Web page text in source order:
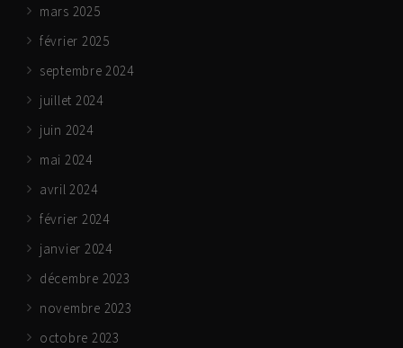
mars 2025
février 2025
septembre 2024
juillet 2024
juin 2024
mai 2024
avril 2024
février 2024
janvier 2024
décembre 2023
novembre 2023
octobre 2023